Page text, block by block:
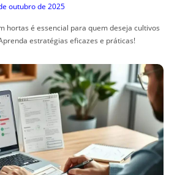
outubro de 2025
hortas é essencial para quem deseja cultivos
estratégias eficazes e práticas!